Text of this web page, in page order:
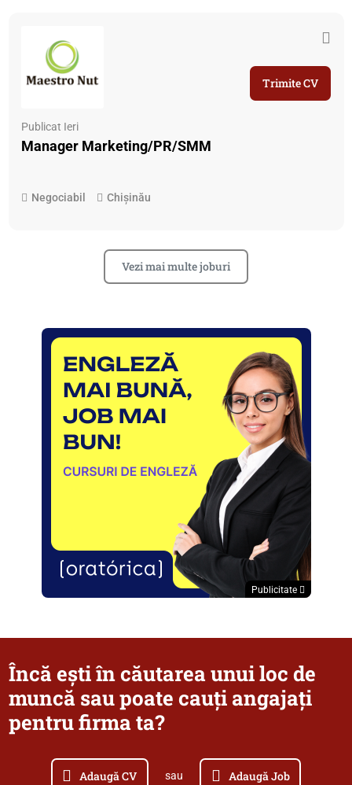
Publicat Ieri
Manager Marketing/PR/SMM
Negociabil Chișinău
Trimite CV
Vezi mai multe joburi
Publicitate
Încă ești în căutarea unui loc de
muncă sau poate cauți angajați
pentru firma ta?
Adaugă CV sau Adaugă Job